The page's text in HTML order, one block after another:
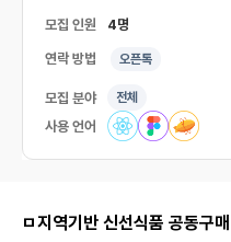
모집 인원 4명
연락 방법 오픈톡
모집 분야 전체
사용 언어
ㅁ지역기반 신선식품 공동구